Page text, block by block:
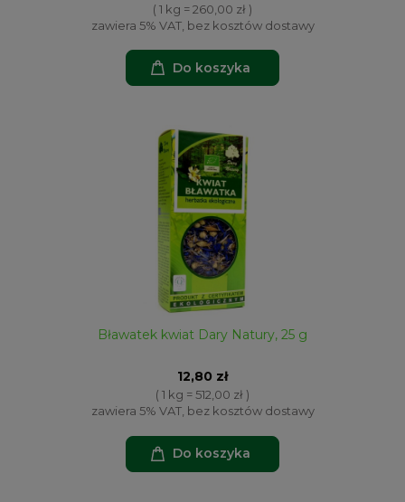
( 1 kg = 260,00 zł )
zawiera 5% VAT, bez kosztów dostawy
Do koszyka
Bławatek kwiat Dary Natury, 25 g
12,80 zł
( 1 kg = 512,00 zł )
zawiera 5% VAT, bez kosztów dostawy
Do koszyka